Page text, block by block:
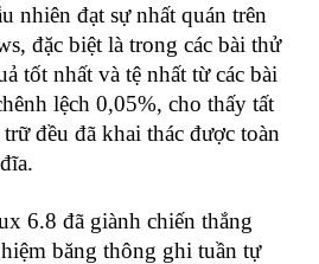
nhiên đạt sự nhất quán trên
đặc biệt là trong các bài thử
tốt nhất và tệ nhất từ các bài
lệch 0,05%, cho thấy tất
đều đã khai thác được toàn
6.8 đã giành chiến thắng
băng thông ghi tuần tự